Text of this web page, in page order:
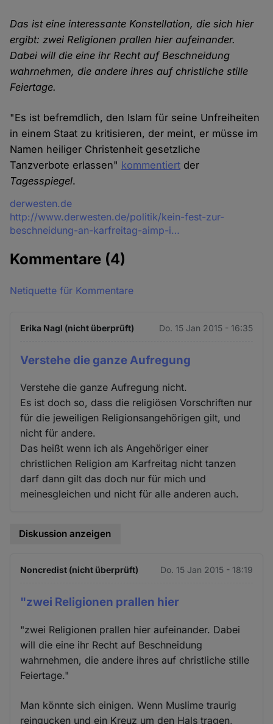
Das ist eine interessante Konstellation, die sich hier
ergibt: zwei Religionen prallen hier aufeinander.
Dabei will die eine ihr Recht auf Beschneidung
wahrnehmen, die andere ihres auf christliche stille
Feiertage.
"Es ist befremdlich, den Islam für seine Unfreiheiten
in einem Staat zu kritisieren, der meint, er müsse im
Namen heiliger Christenheit gesetzliche
Tanzverbote erlassen" kommentiert der
Tagesspiegel.
Quelle
derwesten.de
http://www.derwesten.de/politik/kein-fest-zur-
beschneidung-an-karfreitag-aimp-i…
Kommentare (4)
Netiquette für Kommentare
Erika Nagl (nicht überprüft) Do. 15 Jan 2015 - 16:35
Verstehe die ganze Aufregung
Verstehe die ganze Aufregung nicht.
Es ist doch so, dass die religiösen Vorschriften nur
für die jeweiligen Religionsangehörigen gilt, und
nicht für andere.
Das heißt wenn ich als Angehöriger einer
christlichen Religion am Karfreitag nicht tanzen
darf dann gilt das doch nur für mich und
meinesgleichen und nicht für alle anderen auch.
Diskussion anzeigen
Noncredist (nicht überprüft) Do. 15 Jan 2015 - 18:19
"zwei Religionen prallen hier
"zwei Religionen prallen hier aufeinander. Dabei
will die eine ihr Recht auf Beschneidung
wahrnehmen, die andere ihres auf christliche stille
Feiertage."
Man könnte sich einigen. Wenn Muslime traurig
reingucken und ein Kreuz um den Hals tragen,